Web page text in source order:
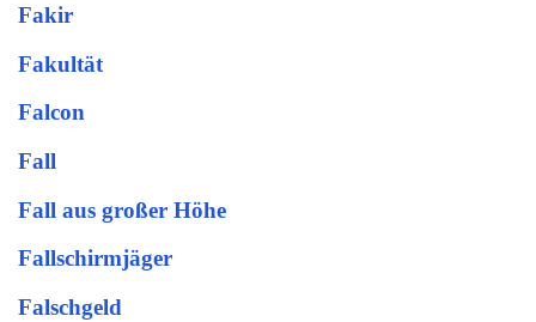
Fakir
Fakultät
Falcon
Fall
Fall aus großer Höhe
Fallschirmjäger
Falschgeld